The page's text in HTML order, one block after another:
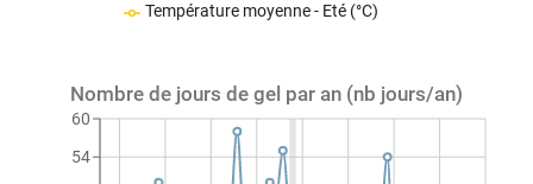
Température moyenne - Eté (°C)
Nombre de jours de gel par an (nb jours/an)
54
60